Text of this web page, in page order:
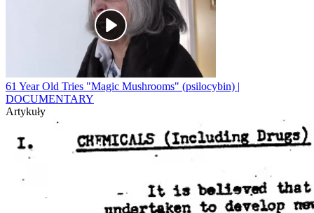
61 Year Old Tries "Magic Mushrooms" (psilocybin) |
DOCUMENTARY
Artykuły